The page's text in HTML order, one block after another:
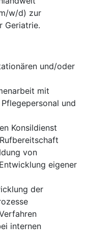
w/d) zur
Geriatrie.
und/oder
mit
und
Konsildienst
von
eigener
der
internen